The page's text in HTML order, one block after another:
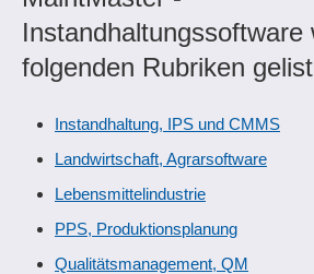
Instandhaltungssoftware
folgenden Rubriken
Instandhaltung, IPS und CMMS
Landwirtschaft, Agrarsoftware
Lebensmittelindustrie
PPS, Produktionsplanung
Qualitätsmanagement, QM